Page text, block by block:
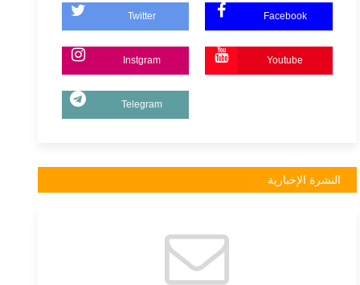
Twitter Facebook
Instgram Youtube
Telegram
النشرة الإخبارية